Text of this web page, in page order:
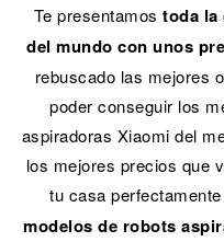
Te presentamostoda la
del mundo con unos
rebuscado las mejores
poder conseguir los
aspiradoras Xiaomi del
los mejores precios que
tu casa
modelos de robots